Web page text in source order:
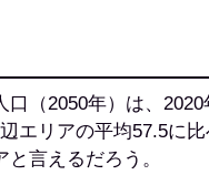
（2050年）は、2020
エリアの平均57.5に
言えるだろう。